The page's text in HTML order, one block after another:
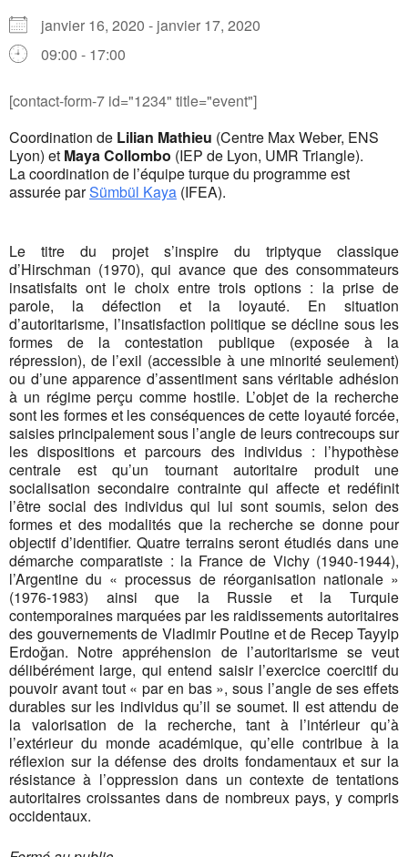
janvier 16, 2020 - janvier 17, 2020
09:00 - 17:00
[contact-form-7 id="1234" title="event"]
Coordination de Lilian Mathieu (Centre Max Weber, ENS
Lyon) et Maya Collombo (IEP de Lyon, UMR Triangle).
La coordination de l’équipe turque du programme est
assurée parSümbül Kaya (IFEA).
Le titre du projet s’inspire du triptyque classique
d’Hirschman (1970), qui avance que des consommateurs
insatisfaits ont le choix entre trois options : la prise de
parole, la défection et la loyauté. En situation
d’autoritarisme, l’insatisfaction politique se décline sous les
formes de la contestation publique (exposée à la
répression), de l’exil (accessible à une minorité seulement)
ou d’une apparence d’assentiment sans véritable adhésion
à un régime perçu comme hostile. L’objet de la recherche
sont les formes et les conséquences de cette loyauté forcée,
saisies principalement sous l’angle de leurs contrecoups sur
les dispositions et parcours des individus : l’hypothèse
centrale est qu’un tournant autoritaire produit une
socialisation secondaire contrainte qui affecte et redéfinit
l’être social des individus qui lui sont soumis, selon des
formes et des modalités que la recherche se donne pour
objectif d’identifier. Quatre terrains seront étudiés dans une
démarche comparatiste : la France de Vichy (1940-1944),
l’Argentine du « processus de réorganisation nationale »
(1976-1983) ainsi que la Russie et la Turquie
contemporaines marquées par les raidissements autoritaires
des gouvernements de Vladimir Poutine et de Recep Tayyip
Erdoğan. Notre appréhension de l’autoritarisme se veut
délibérément large, qui entend saisir l’exercice coercitif du
pouvoir avant tout « par en bas », sous l’angle de ses effets
durables sur les individus qu’il se soumet. Il est attendu de
la valorisation de la recherche, tant à l’intérieur qu’à
l’extérieur du monde académique, qu’elle contribue à la
réflexion sur la défense des droits fondamentaux et sur la
résistance à l’oppression dans un contexte de tentations
autoritaires croissantes dans de nombreux pays, y compris
occidentaux.